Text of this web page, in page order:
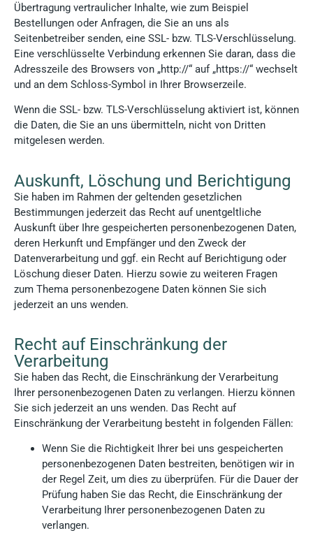
Übertragung vertraulicher Inhalte, wie zum Beispiel
Bestellungen oder Anfragen, die Sie an uns als
Seitenbetreiber senden, eine SSL- bzw. TLS-Verschlüsselung.
Eine verschlüsselte Verbindung erkennen Sie daran, dass die
Adresszeile des Browsers von „http://“ auf „https://“ wechselt
und an dem Schloss-Symbol in Ihrer Browserzeile.
Wenn die SSL- bzw. TLS-Verschlüsselung aktiviert ist, können
die Daten, die Sie an uns übermitteln, nicht von Dritten
mitgelesen werden.
Auskunft, Löschung und Berichtigung
Sie haben im Rahmen der geltenden gesetzlichen
Bestimmungen jederzeit das Recht auf unentgeltliche
Auskunft über Ihre gespeicherten personenbezogenen Daten,
deren Herkunft und Empfänger und den Zweck der
Datenverarbeitung und ggf. ein Recht auf Berichtigung oder
Löschung dieser Daten. Hierzu sowie zu weiteren Fragen
zum Thema personenbezogene Daten können Sie sich
jederzeit an uns wenden.
Recht auf Einschränkung der
Verarbeitung
Sie haben das Recht, die Einschränkung der Verarbeitung
Ihrer personenbezogenen Daten zu verlangen. Hierzu können
Sie sich jederzeit an uns wenden. Das Recht auf
Einschränkung der Verarbeitung besteht in folgenden Fällen:
Wenn Sie die Richtigkeit Ihrer bei uns gespeicherten
personenbezogenen Daten bestreiten, benötigen wir in
der Regel Zeit, um dies zu überprüfen. Für die Dauer der
Prüfung haben Sie das Recht, die Einschränkung der
Verarbeitung Ihrer personenbezogenen Daten zu
verlangen.